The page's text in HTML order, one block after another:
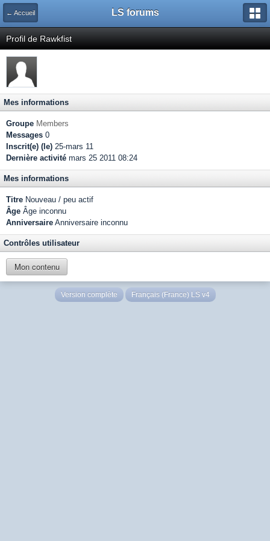
← Accueil LS forums
Profil de Rawkfist
Mes informations
Groupe Members
Messages 0
Inscrit(e) (le) 25-mars 11
Dernière activité mars 25 2011 08:24
Mes informations
Titre Nouveau / peu actif
Âge Âge inconnu
Anniversaire Anniversaire inconnu
Contrôles utilisateur
Mon contenu
Version complète Français (France) LS v4